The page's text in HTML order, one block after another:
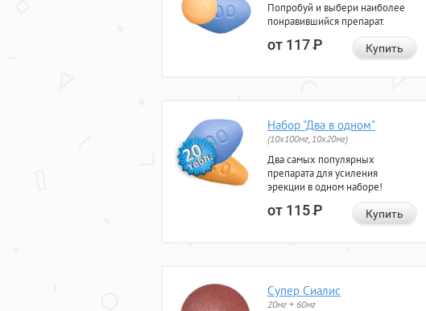
Попробуй и выбери наиболее
понравившийся препарат.
от 117Р Купить
Набор "Два в одном"
(10x100мг, 10x20мг)
Два самых популярных
препарата для усиления
эрекции в одном наборе!
от 115Р Купить
Супер Сиалис
20мг + 60мг